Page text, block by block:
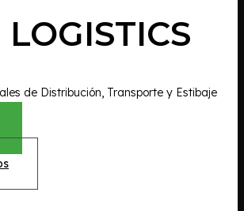
LOGISTICS
de Distribución, Transporte y Estibaje